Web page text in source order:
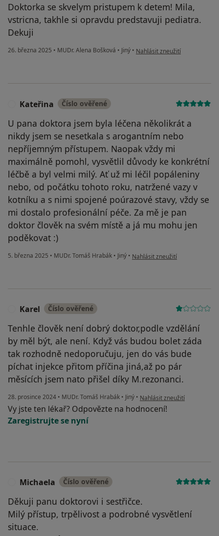
Doktorka se skvelym pristupem k detem! Mila,
vstricna, takhle si opravdu predstavuji pediatra.
Dekuji
26. března 2025 • MUDr. Alena Bošková • Jiný • podle názoru uživatele Alice
Nahlásit zneužití
Kateřina Číslo ověřené
U pana doktora jsem byla léčena několikrát a
nikdy jsem se nesetkala s arogantním nebo
nepříjemným přístupem. Naopak vždy mi
maximálně pomohl, vysvětlil důvody ke konkrétní
léčbě a byl velmi milý. Ať už mi léčil popáleniny
nebo, od počátku tohoto roku, natržené vazy v
kotníku a s nimi spojené poúrazové stavy, vždy se
mi dostalo profesionální péče. Za mě je pan
doktor člověk na svém místě a já mu mohu jen
poděkovat :)
5. března 2025 • MUDr. Tomáš Hrabák • Jiný • podle názoru uživatele Kateřina
Nahlásit zneužití
Karel Číslo ověřené
Tenhle člověk není dobrý doktor,podle vzdělání
by měl být, ale není. Když vás budou bolet záda
tak rozhodně nedoporučuju, jen do vás bude
píchat injekce přitom příčina jiná,až po pár
měsících jsem nato přišel díky M.rezonanci.
28. prosince 2024 • MUDr. Tomáš Hrabák • Jiný • podle názoru uživatele Karel
Nahlásit zneužití
Vy jste ten lékař? Odpovězte na hodnocení!
Zaregistrujte se nyní
Michaela Číslo ověřené
Děkuji panu doktorovi i sestřičce.
Milý přístup, trpělivost a podrobné vysvětlení
situace.